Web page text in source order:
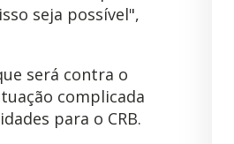
seja possível",
será contra o
complicada
para o CRB.